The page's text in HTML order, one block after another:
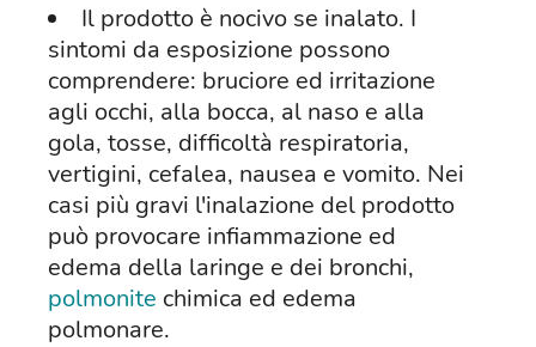
Il prodotto è nocivo se inalato. I
sintomi da esposizione possono
comprendere: bruciore ed irritazione
agli occhi, alla bocca, al naso e alla
gola, tosse, difficoltà respiratoria,
vertigini, cefalea, nausea e vomito. Nei
casi più gravi l'inalazione del prodotto
può provocare infiammazione ed
edema della laringe e dei bronchi,
polmonite chimica ed edema
polmonare.